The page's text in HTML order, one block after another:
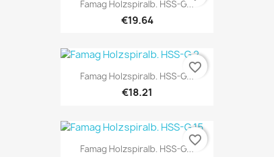
Famag Holzspiralb. HSS-G...
€19.64
Famag Holzspiralb. HSS-G...
€18.21
favorite_border
Famag Holzspiralb. HSS-G...
favorite_border